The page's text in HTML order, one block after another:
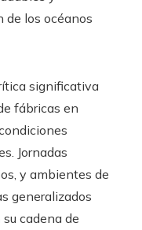
los océanos
significativa
fábricas en
Jornadas
y ambientes de
generalizados
cadena de